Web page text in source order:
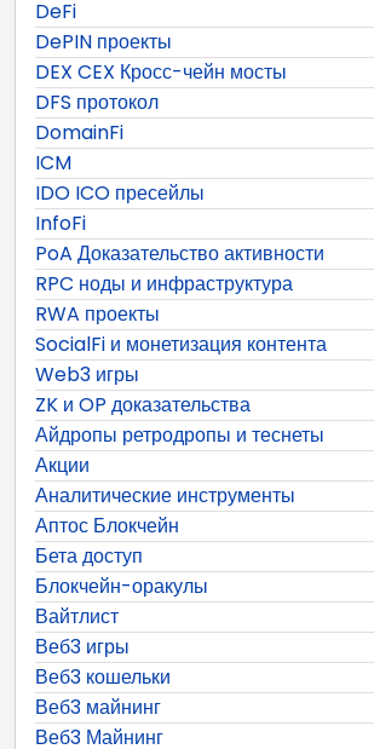
DeFi
DePIN проекты
DEX CEX Кросс-чейн мосты
DFS протокол
DomainFi
ICM
IDO ICO пресейлы
InfoFi
PoA Доказательство активности
RPC ноды и инфраструктура
RWA проекты
SocialFi и монетизация контента
Web3 игры
ZK и OP доказательства
Айдропы ретродропы и теснеты
Акции
Аналитические инструменты
Аптос Блокчейн
Бета доступ
Блокчейн-оракулы
Вайтлист
Веб3 игры
Веб3 кошельки
Веб3 майнинг
Веб3 Майнинг